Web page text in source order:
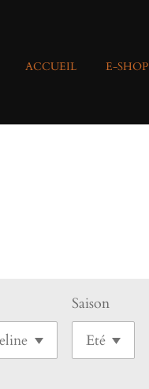
ACCUEIL E-SHOP
Saison